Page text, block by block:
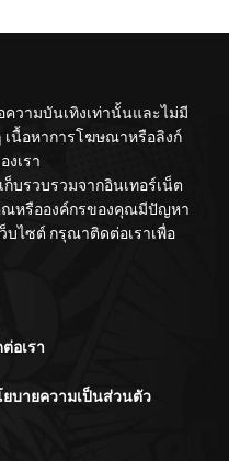
ความบันเทิงเท่านั้นและไม่มี
เนื้อหาการโฆษณาหรือลิงก์
เรา
บรวบรวมจากอินเทอร์เน็ต
ณหรือองค์กรของคุณมีปัญหา
บไซต์ กรุณาติดต่อเราเพื่อ
อเรา
บายความเป็นส่วนตัว